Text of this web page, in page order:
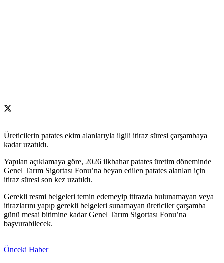
Üreticilerin patates ekim alanlarıyla ilgili itiraz süresi çarşambaya
kadar uzatıldı.
Yapılan açıklamaya göre, 2026 ilkbahar patates üretim döneminde
Genel Tarım Sigortası Fonu’na beyan edilen patates alanları için
itiraz süresi son kez uzatıldı.
Gerekli resmi belgeleri temin edemeyip itirazda bulunamayan veya
itirazlarını yapıp gerekli belgeleri sunamayan üreticiler çarşamba
günü mesai bitimine kadar Genel Tarım Sigortası Fonu’na
başvurabilecek.
Önceki Haber